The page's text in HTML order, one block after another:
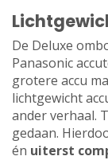
De Deluxe
Panasonic
grotere accu
lichtgewicht
ander verhaal.
gedaan.
én uiterst